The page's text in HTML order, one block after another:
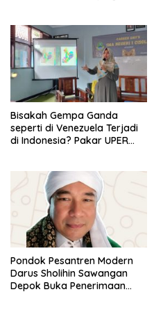
Bisakah Gempa Ganda
seperti di Venezuela Terjadi
di Indonesia? Pakar UPER
Pondok Pesantren Modern
Darus Sholihin Sawangan
Depok Buka Penerimaan